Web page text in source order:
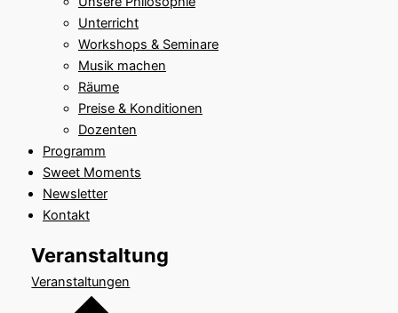
Unterricht
Workshops & Seminare
Musik machen
Räume
Preise & Konditionen
Dozenten
Programm
Sweet Moments
Newsletter
Kontakt
Veranstaltung
Veranstaltungen